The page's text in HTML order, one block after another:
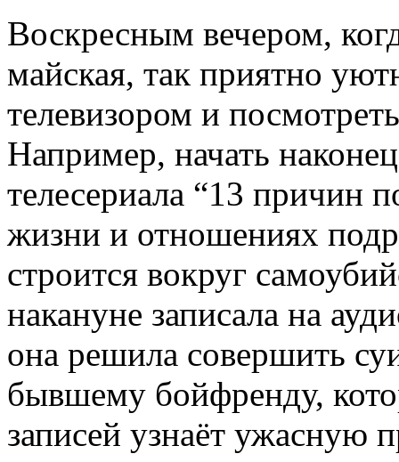
Воскресным вечером,
майская, так приятно
телевизором и
Например, начать
телесериала “13 причин
жизни и отношениях
строится вокруг
накануне записала на
она решила совершить
бывшему бойфренду,
записей узнаёт ужасную